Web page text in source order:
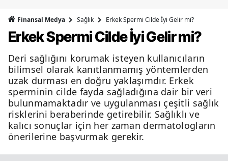
Finansal Medya Sağlık Erkek Spermi Cilde İyi Gelir mi?
Erkek Spermi Cilde İyi Gelir mi?
Deri sağlığını korumak isteyen kullanıcıların
bilimsel olarak kanıtlanmamış yöntemlerden
uzak durması en doğru yaklaşımdır. Erkek
sperminin cilde fayda sağladığına dair bir veri
bulunmamaktadır ve uygulanması çeşitli sağlık
risklerini beraberinde getirebilir. Sağlıklı ve
kalıcı sonuçlar için her zaman dermatologların
önerilerine başvurmak gerekir.